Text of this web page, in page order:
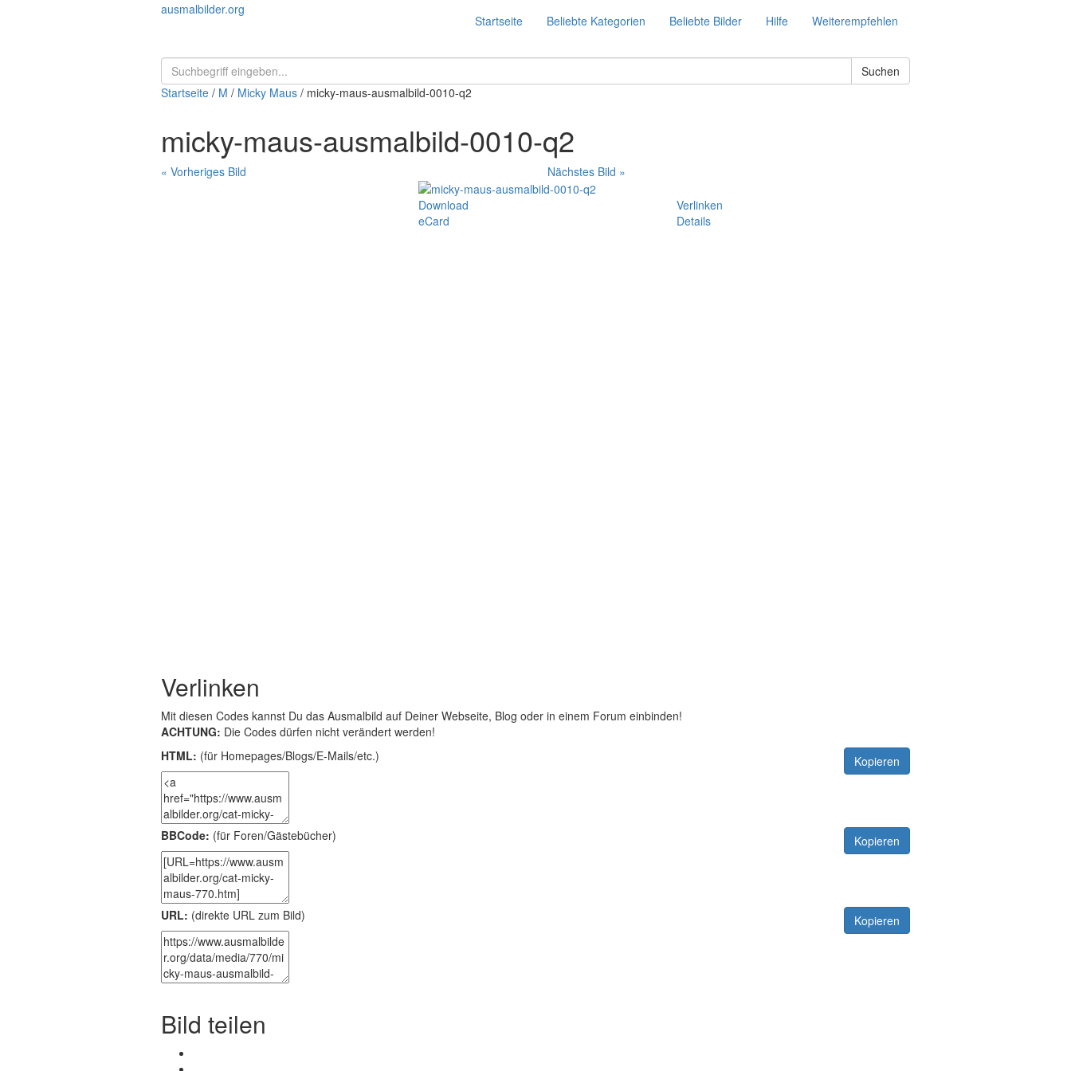
ausmalbilder.org
Startseite Beliebte Kategorien Beliebte Bilder Hilfe Weiterempfehlen
Suchen
Startseite / M / Micky Maus / micky-maus-ausmalbild-0010-q2
micky-maus-ausmalbild-0010-q2
« Vorheriges Bild Nächstes Bild »
Download
Verlinken
eCard
Details
Verlinken
Mit diesen Codes kannst Du das Ausmalbild auf Deiner Webseite, Blog oder in einem Forum einbinden!
ACHTUNG: Die Codes dürfen nicht verändert werden!
HTML: (für Homepages/Blogs/E-Mails/etc.) Kopieren
BBCode: (für Foren/Gästebücher) Kopieren
URL: (direkte URL zum Bild) Kopieren
Bild teilen